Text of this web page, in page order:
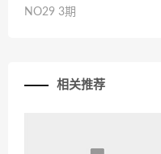
NO29 3期
相关推荐